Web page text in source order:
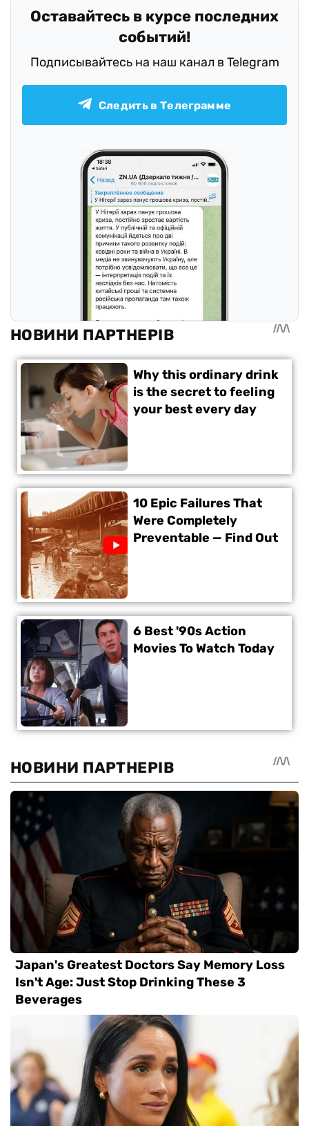
Оставайтесь в курсе последних
событий!
Подписывайтесь на наш канал в Telegram
Следить в Телеграмме